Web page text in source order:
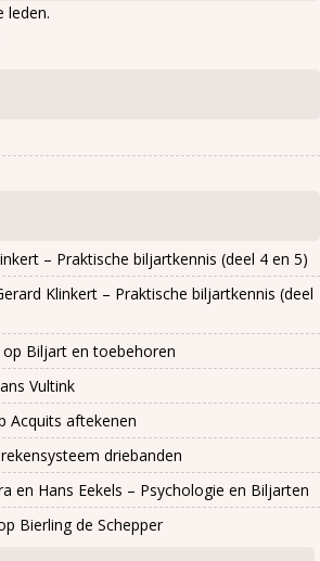
leden.
– Praktische biljartkennis (deel 4 en 5)
Klinkert – Praktische biljartkennis (deel
op Biljart en toebehoren
Vultink
Acquits aftekenen
driebanden
en Hans Eekels – Psychologie en Biljarten
Bierling de Schepper